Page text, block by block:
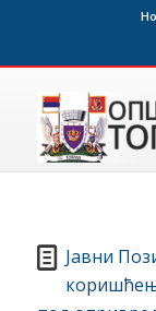
Jавни